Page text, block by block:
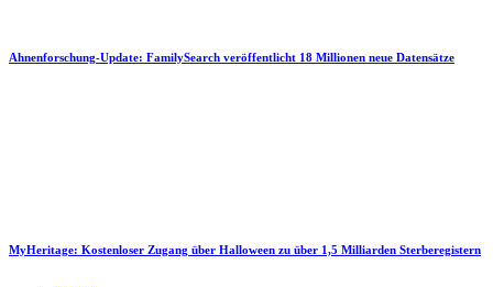
Ahnenforschung-Update: FamilySearch veröffentlicht 18 Millionen neue Datensätze
MyHeritage: Kostenloser Zugang über Halloween zu über 1,5 Milliarden Sterberegistern